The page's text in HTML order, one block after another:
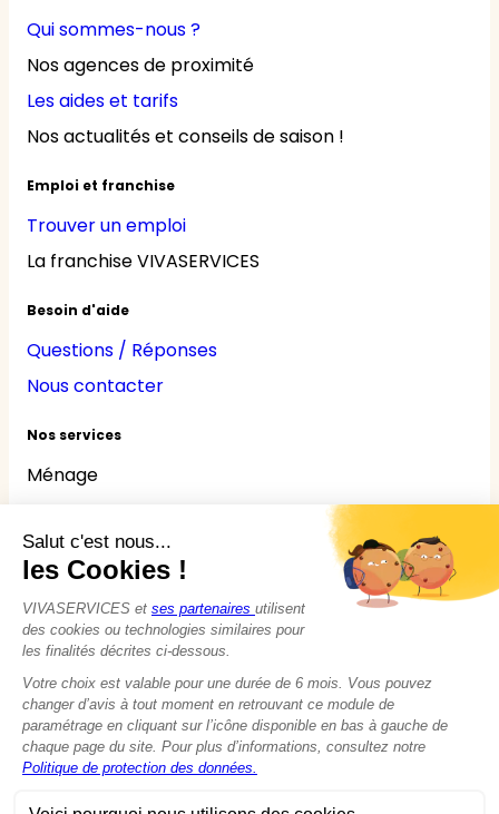
Qui sommes-nous ?
Nos agences de proximité
Les aides et tarifs
Nos actualités et conseils de saison !
Emploi et franchise
Trouver un emploi
La franchise VIVASERVICES
Besoin d'aide
Questions / Réponses
Nous contacter
Nos services
Ménage
Jardinage
Bricolage
Nounou
Seniors
Handicaps
© 2015 - 2026VIVASERVICES
Modifier vos préférences en matière de cookies